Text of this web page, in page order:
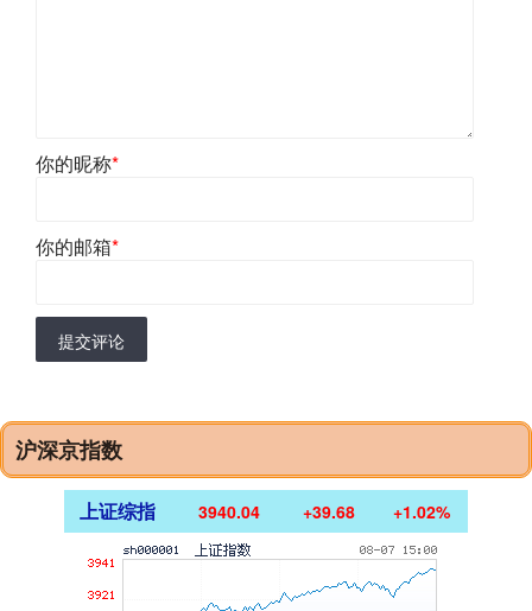
你的昵称*
你的邮箱*
提交评论
沪深京指数
上证综指 3940.04 +39.68 +1.02%